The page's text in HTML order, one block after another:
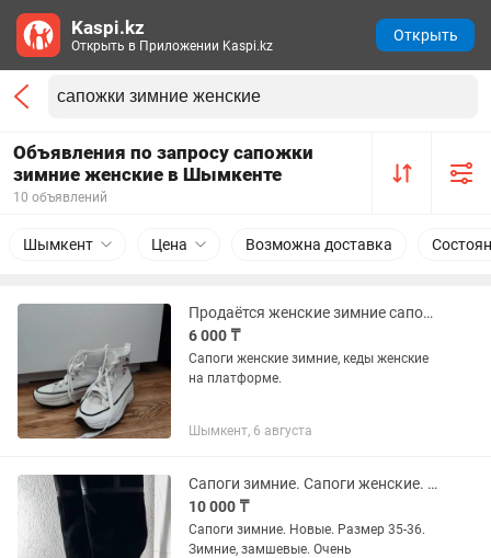
Объявления по запросу сапожки
зимние женские в Шымкенте
10 объявлений
Шымкент Цена Возможна доставка
Продаётся женские зимние сапоги и кеды на платформе.
6 000 ₸
Сапоги женские зимние, кеды женские
на платформе.
Шымкент, 6 августа
Сапоги зимние. Сапоги женские. Замшевые сапоги.
10 000 ₸
Сапоги зимние. Новые. Размер 35-36.
Зимние, замшевые. Очень
Kaspi.kz
Открыть в Приложении Kaspi.kz
Открыть